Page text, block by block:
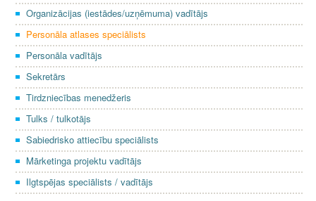
Organizācijas (iestādes/uzņēmuma) vadītājs
Personāla atlases speciālists
Personāla vadītājs
Sekretārs
Tirdzniecības menedžeris
Tulks / tulkotājs
Sabiedrisko attiecību speciālists
Mārketinga projektu vadītājs
Ilgtspējas speciālists / vadītājs